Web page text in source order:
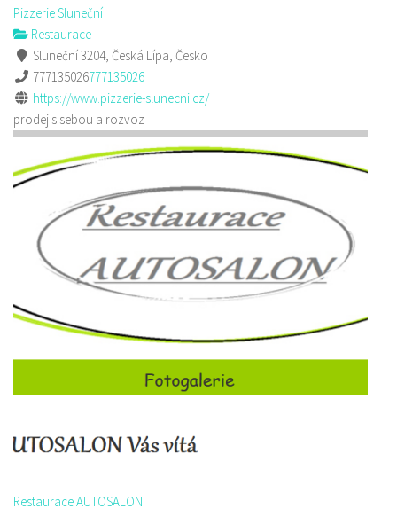
Pizzerie Sluneční
Restaurace
Sluneční 3204, Česká Lípa, Česko
777135026777135026
https://www.pizzerie-slunecni.cz/
prodej s sebou a rozvoz
Restaurace AUTOSALON